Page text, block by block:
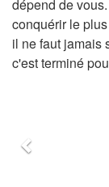
dépend de
conquérir le
il ne faut jamais
c'est terminé